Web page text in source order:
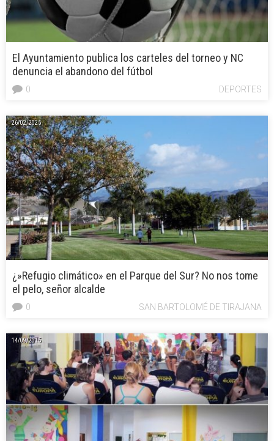
El Ayuntamiento publica los carteles del torneo y NC
denuncia el abandono del fútbol
DEPORTES
0
26/02/2025
¿»Refugio climático» en el Parque del Sur? No nos tome
el pelo, señor alcalde
SAN BARTOLOMÉ DE TIRAJANA
0
14/09/2015